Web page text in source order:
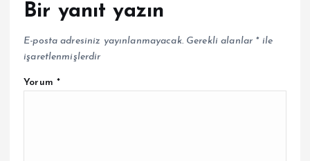
Bir yanıt yazın
E-posta adresiniz yayınlanmayacak. Gerekli alanlar *ile
işaretlenmişlerdir
Yorum *